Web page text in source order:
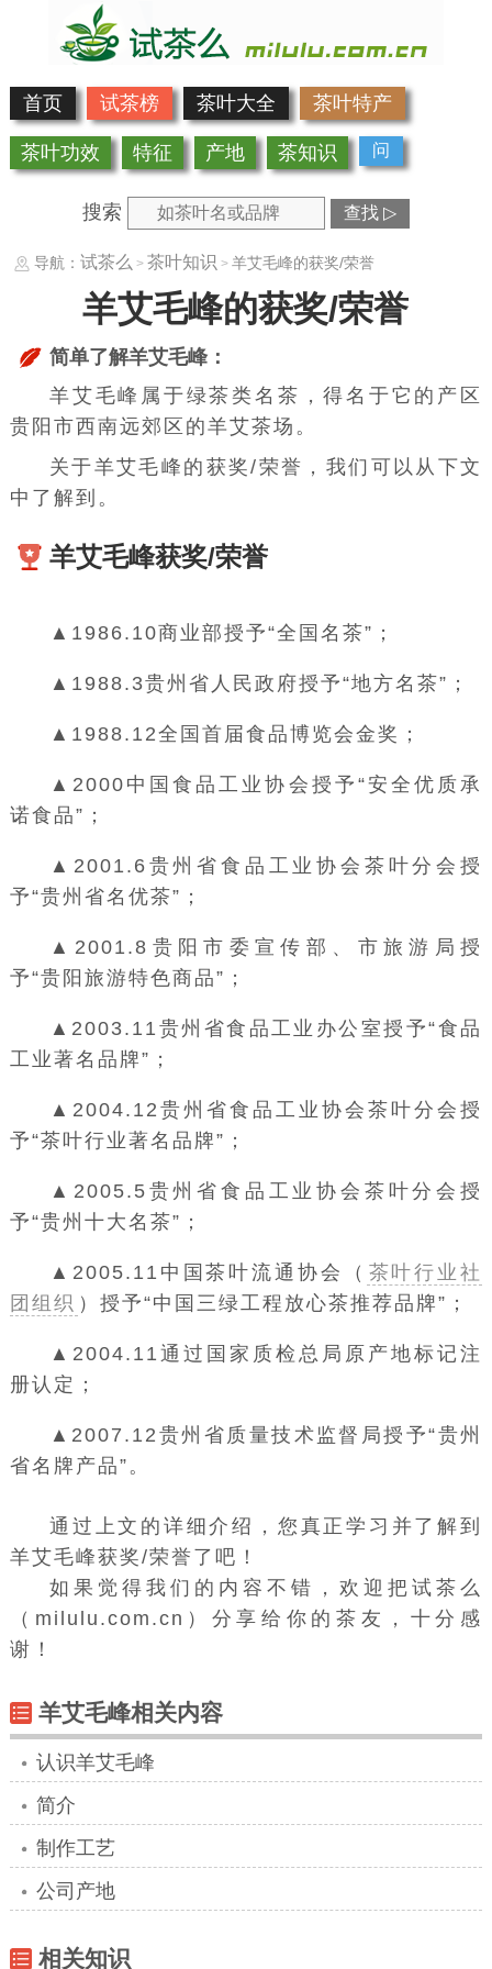
首页 试茶榜 茶叶大全 茶叶特产
茶叶功效 特征 产地 茶知识 问
搜索 查找 ▷
导航： 试茶么 > 茶叶知识 > 羊艾毛峰的获奖/荣誉
羊艾毛峰的获奖/荣誉
简单了解羊艾毛峰：
羊艾毛峰属于绿茶类名茶，得名于它的产区
贵阳市西南远郊区的羊艾茶场。
关于羊艾毛峰的获奖/荣誉，我们可以从下文
中了解到。
羊艾毛峰获奖/荣誉
▲1986.10商业部授予“全国名茶”；
▲1988.3贵州省人民政府授予“地方名茶”；
▲1988.12全国首届食品博览会金奖；
▲2000 中国食品工业协会 授予“安全优质承
诺食品”；
▲2001.6贵州省食品工业协会茶叶分会授
予“贵州省名优茶”；
▲2001.8贵阳市委宣传部、市旅游局授
予“贵阳旅游特色商品”；
▲2003.11贵州省食品工业办公室授予“食品
工业著名品牌”；
▲2004.12贵州省食品工业协会茶叶分会授
予“茶叶行业著名品牌”；
▲2005.5贵州省食品工业协会茶叶分会授
予“贵州十大名茶”；
▲2005.11 中国茶叶流通协会（ 茶叶行业社
团组织 ） 授予“中国三绿工程放心茶推荐品牌”；
▲2004.11通过国家质检总局原产地标记注
册认定；
▲2007.12 贵州省质量技术监督局授予“贵州
省名牌产品”。
通过上文的详细介绍，您真正学习并了解到
羊艾毛峰获奖/荣誉了吧！
如果觉得我们的内容不错，欢迎把试茶么
（milulu.com.cn）分享给你的茶友，十分感
谢！
羊艾毛峰相关内容
认识羊艾毛峰
简介
制作工艺
公司产地
相关知识